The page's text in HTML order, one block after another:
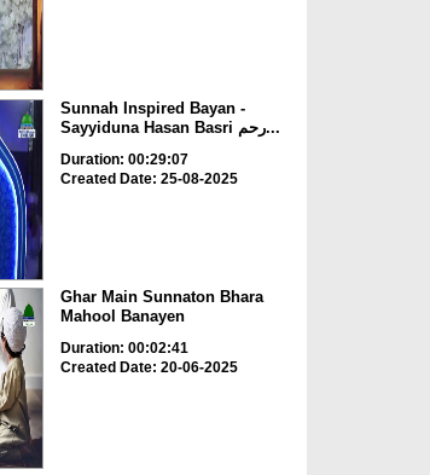
Sunnah Inspired Bayan -
Sayyiduna Hasan Basri رحم...
Duration: 00:29:07
Created Date: 25-08-2025
Ghar Main Sunnaton Bhara
Mahool Banayen
Duration: 00:02:41
Created Date: 20-06-2025